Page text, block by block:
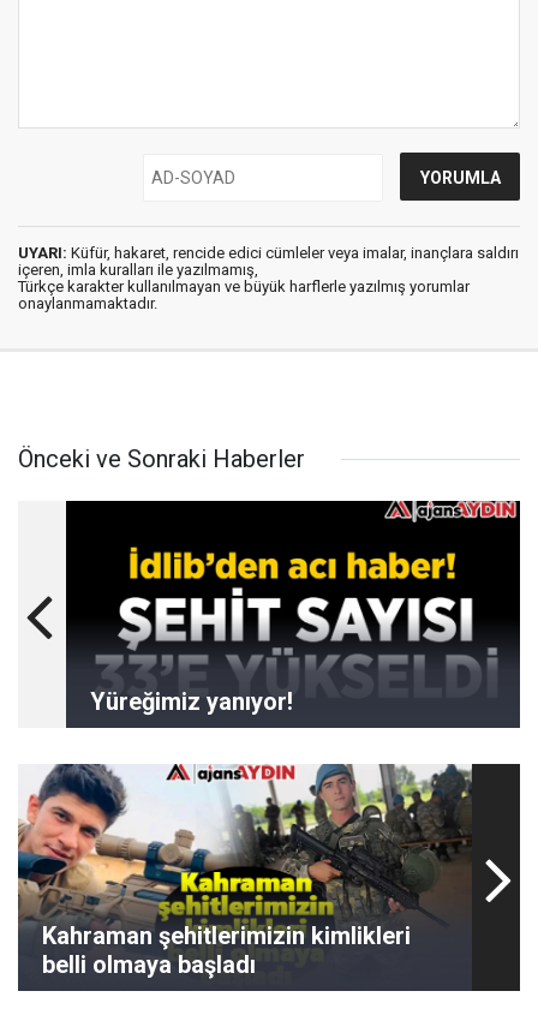
UYARI: Küfür, hakaret, rencide edici cümleler veya imalar, inançlara saldırı
içeren, imla kuralları ile yazılmamış,
Türkçe karakter kullanılmayan ve büyük harflerle yazılmış yorumlar
onaylanmamaktadır.
Önceki ve Sonraki Haberler
Yüreğimiz yanıyor!
Kahraman şehitlerimizin kimlikleri
belli olmaya başladı